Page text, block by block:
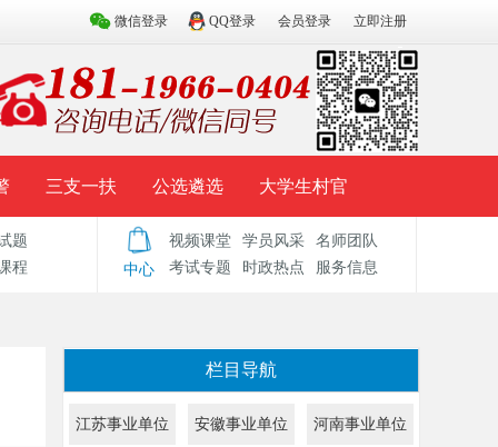
微信登录 QQ登录 会员登录 立即注册
三支一扶 公选遴选 大学生村官
题库 辅导资料 历年真题 模拟试题
题
程 中心
视频课堂 学员风采
名师团队
考试专题
时政热点 服务信息
栏目导航
江苏事业单位 安徽事业单位 河南事业单位